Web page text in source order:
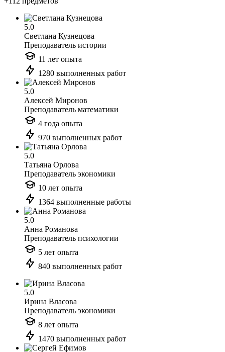
5.0
Светлана Кузнецова
Преподаватель истории
11 лет опыта
1280 выполненных работ
5.0
Алексей Миронов
Преподаватель математики
4 года опыта
970 выполненных работ
5.0
Татьяна Орлова
Преподаватель экономики
10 лет опыта
1364 выполненные работы
5.0
Анна Романова
Преподаватель психологии
5 лет опыта
840 выполненных работ
5.0
Ирина Власова
Преподаватель экономики
8 лет опыта
1470 выполненных работ